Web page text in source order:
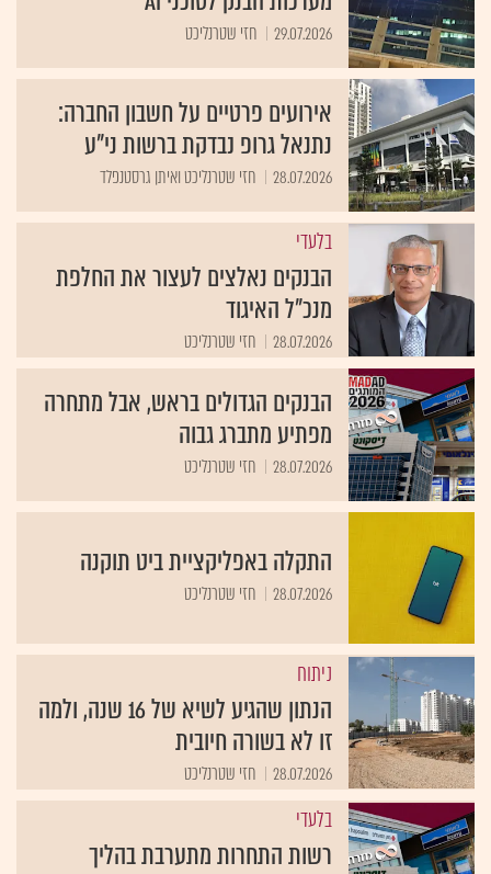
29.07.2026 חזי שטרנליכט
אירועים פרטיים על חשבון החברה:
נתנאל גרופ נבדקת ברשות ני"ע
28.07.2026 חזי שטרנליכט ואיתן גרסטנפלד
בלעדי
הבנקים נאלצים לעצור את החלפת
מנכ"ל האיגוד
28.07.2026 חזי שטרנליכט
הבנקים הגדולים בראש, אבל מתחרה
מפתיע מתברג גבוה
28.07.2026 חזי שטרנליכט
התקלה באפליקציית ביט תוקנה
28.07.2026 חזי שטרנליכט
ניתוח
הנתון שהגיע לשיא של 16 שנה, ולמה
זו לא בשורה חיובית
28.07.2026 חזי שטרנליכט
בלעדי
רשות התחרות מתערבת בהליך